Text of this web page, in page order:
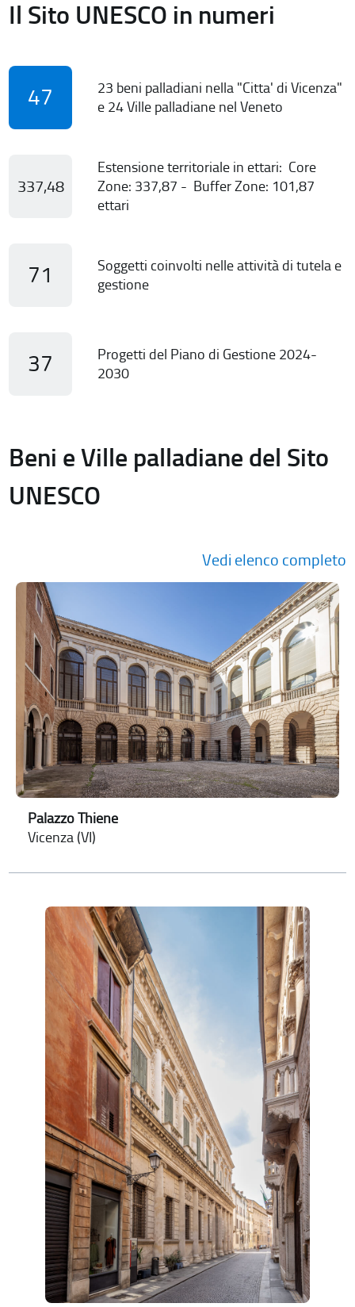
Il Sito UNESCO in numeri
47
23 beni palladiani nella "Citta' di Vicenza"
e 24 Ville palladiane nel Veneto
337,48
Estensione territoriale in ettari: Core
Zone: 337,87 - Buffer Zone: 101,87
ettari
71
Soggetti coinvolti nelle attività di tutela e
gestione
37
Progetti del Piano di Gestione 2024-
2030
Beni e Ville palladiane del Sito
UNESCO
Vedi elenco completo
Palazzo Thiene
Vicenza (VI)